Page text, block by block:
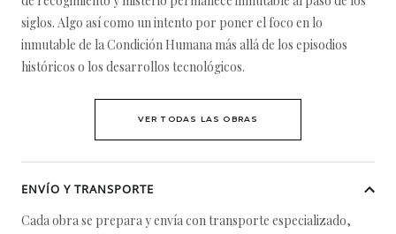
siglos. Algo así como un intento por poner el foco en lo
inmutable de la Condición Humana más allá de los episodios
históricos o los desarrollos tecnológicos.
VER TODAS LAS OBRAS
ENVÍO Y TRANSPORTE
Cada obra se prepara y envía con transporte especializado,